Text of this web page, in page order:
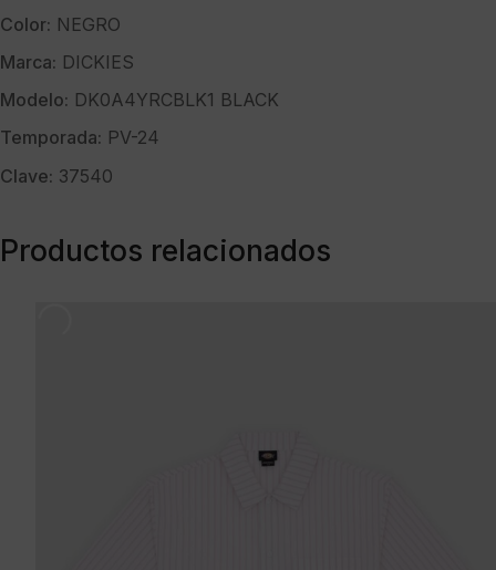
Color: NEGRO
Marca: DICKIES
Modelo: DK0A4YRCBLK1 BLACK
Temporada: PV-24
Clave: 37540
Productos relacionados